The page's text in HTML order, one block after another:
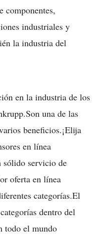
componentes,
industriales y
la industria del
en la industria de los
una de las
beneficios.¡Elija
en línea
sólido servicio de
oferta en línea
categorías.El
dentro del
todo el mundo